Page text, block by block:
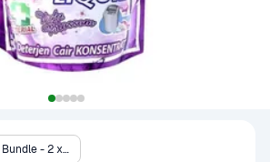
Bundle - 2 x 1,6 L